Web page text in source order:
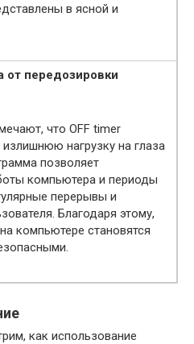
в ясной и
от передозировки
что OFF timer
нагрузку на глаза
позволяет
компьютера и периоды
перерывы и
Благодаря этому,
компьютере становятся
как использование